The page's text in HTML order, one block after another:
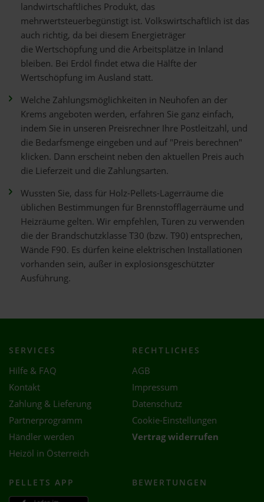
landwirtschaftliches Produkt, das
mehrwertsteuerbegünstigt ist. Volkswirtschaftlich ist das
auch richtig, da bei diesem Energieträger
die Wertschöpfung und die Arbeitsplätze in Inland
bleiben. Bei Erdöl findet etwa die Hälfte der
Wertschöpfung im Ausland statt.
Welche Zahlungsmöglichkeiten in Neuhofen an der
Krems angeboten werden, erfahren Sie ganz einfach,
indem Sie in unseren Preisrechner Ihre Postleitzahl, und
die Bedarfsmenge eingeben und auf "Preis berechnen"
klicken. Dann erscheint neben den aktuellen Preis auch
die Lieferzeit und die Zahlungsarten.
Wussten Sie, dass für Holz-Pellets-Lagerräume die
üblichen Bestimmungen für Brennstofflagerräume und
Heizräume gelten. Wir empfehlen, Türen zu verwenden
die der Brandschutzklasse T30 (bzw. T90) entsprechen,
Wände F90. Es dürfen keine elektrischen Installationen
vorhanden sein, außer in explosionsgeschützter
Ausführung.
SERVICES
Hilfe & FAQ
Kontakt
Zahlung & Lieferung
Partnerprogramm
Händler werden
Heizöl in Österreich
RECHTLICHES
AGB
Impressum
Datenschutz
Cookie-Einstellungen
Vertrag widerrufen
PELLETS APP BEWERTUNGEN